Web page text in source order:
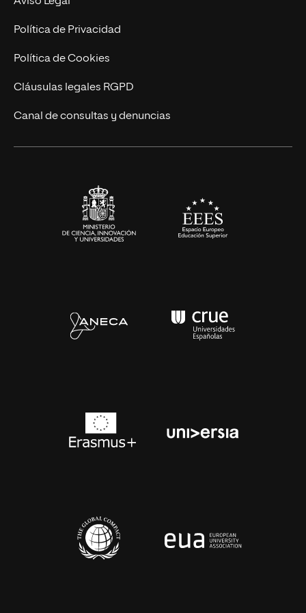
Marketing y Comunicación
Ingeniería
Diseño
Ciencias de la Salud
Política de Privacidad
Política de Cookies
Cláusulas legales RGPD
Canal de consultas y denuncias